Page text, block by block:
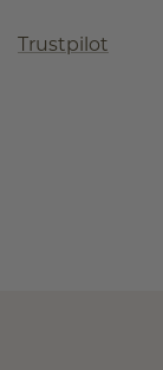
Trustpilot